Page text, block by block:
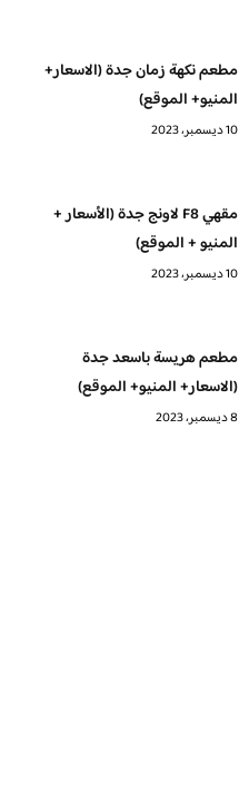
مطعم نكهة زمان جدة (الاسعار+
المنيو+ الموقع)
10 ديسمبر، 2023
مقهي F8 لاونج جدة (الأسعار +
المنيو + الموقع)
10 ديسمبر، 2023
مطعم هريسة باسعد جدة
(الاسعار+ المنيو+ الموقع)
8 ديسمبر، 2023